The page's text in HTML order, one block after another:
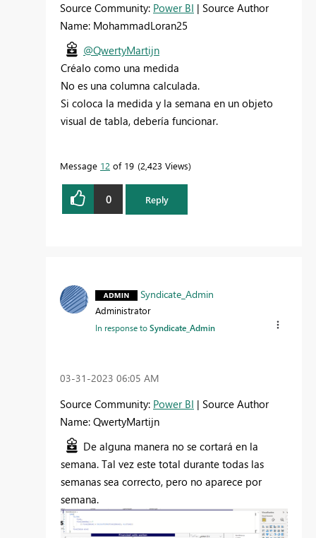
Source Community: Power BI | Source Author
Name: MohammadLoran25
@QwertyMartijn
Créalo como una medida
No es una columna calculada.
Si coloca la medida y la semana en un objeto
visual de tabla, debería funcionar.
Message 12 of 19 2,423 Views
0 Reply
Syndicate_Admin
Administrator
In response toSyndicate_Admin
‎03-31-2023 06:05 AM
Source Community: Power BI | Source Author
Name: QwertyMartijn
De alguna manera no se cortará en la
semana. Tal vez este total durante todas las
semanas sea correcto, pero no aparece por
semana.